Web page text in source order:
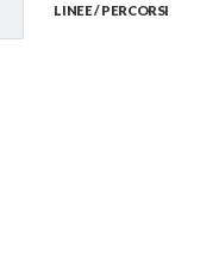
LINEE / PERCORSI